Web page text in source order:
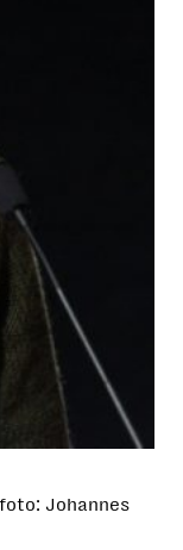
Johannes